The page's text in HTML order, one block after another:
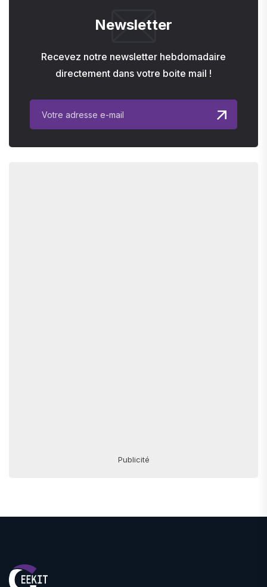
Newsletter
Recevez notre newsletter hebdomadaire
directement dans votre boite mail !
Publicité